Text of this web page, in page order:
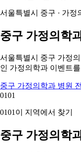
서울특별시 중구 · 가정
중구 가정의학
서울특별시 중구 가정
인 가정의학과 이벤트
중구 가정의학과 병원
0101
0101 이 지역에서 찾기
중구 가정의학